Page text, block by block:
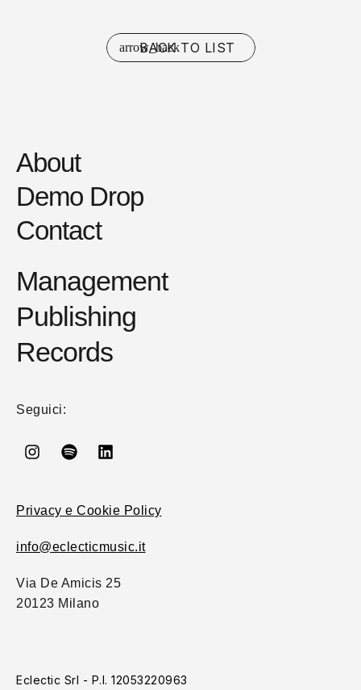
BACK TO LIST
About
Demo Drop
Contact
Management
Publishing
Records
Seguici:
Privacy e Cookie Policy
info@eclecticmusic.it
Via De Amicis 25
20123 Milano
Eclectic Srl - P.I. 12053220963